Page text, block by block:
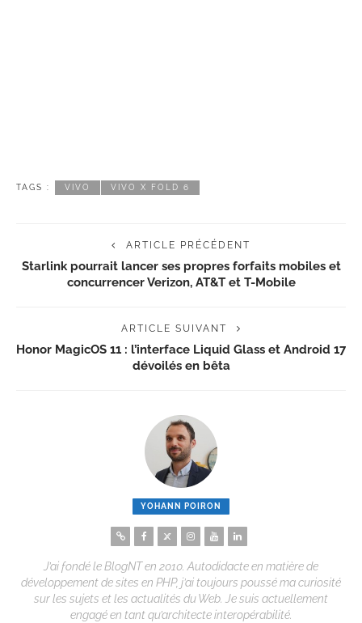
TAGS : VIVO VIVO X FOLD 6
ARTICLE PRÉCÉDENT
Starlink pourrait lancer ses propres forfaits mobiles et
concurrencer Verizon, AT&T et T-Mobile
ARTICLE SUIVANT
Honor MagicOS 11 : l’interface Liquid Glass et Android 17
dévoilés en bêta
YOHANN POIRON
J’ai fondé le BlogNT en 2010. Autodidacte en matière de
développement de sites en PHP, j’ai toujours poussé ma curiosité
sur les sujets et les actualités du Web. Je suis actuellement
engagé en tant qu’architecte interopérabilité.